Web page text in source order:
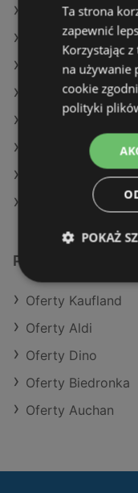
Oferty Kaufland
Oferty E.Leclerc
Aktualne gazetki
Aktualne gazetki
Aktualne gazetki
Aktualne gazetki
Aktualne gazetki
Sklepy Netto w
Podobne sklepy
Oferty Kaufland
Oferty Aldi
Oferty Dino
Oferty Biedronka
Oferty Auchan
Ta strona
zapewnić
Korzystając
na używanie
cookie
polityki
POKAŻ